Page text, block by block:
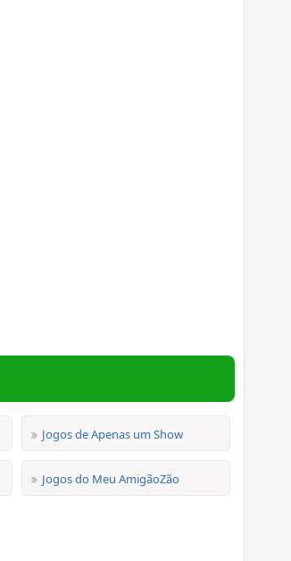
Jogos de Apenas um Show
Jogos do Meu AmigãoZão